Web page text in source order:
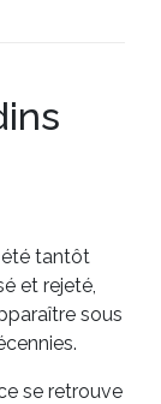
été tantôt
et rejeté,
sous
se retrouve